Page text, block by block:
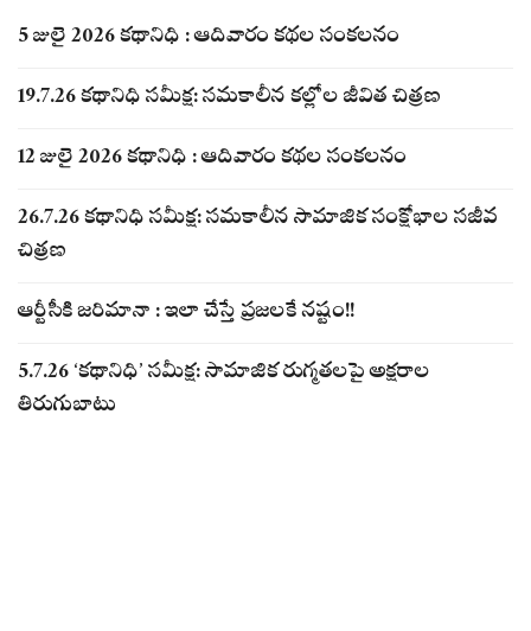
5 జులై 2026 కథానిధి : ఆదివారం కథల సంకలనం
19.7.26 కథానిధి సమీక్ష: సమకాలీన కల్లోల జీవిత చిత్రణ
12 జులై 2026 కథానిధి : ఆదివారం కథల సంకలనం
26.7.26 కథానిధి సమీక్ష: సమకాలీన సామాజిక సంక్షోభాల సజీవ
చిత్రణ
ఆర్టీసీకి జరిమానా : ఇలా చేస్తే ప్రజలకే నష్టం!!
5.7.26 ‘కథానిధి’ సమీక్ష: సామాజిక రుగ్మతలపై అక్షరాల
తిరుగుబాటు